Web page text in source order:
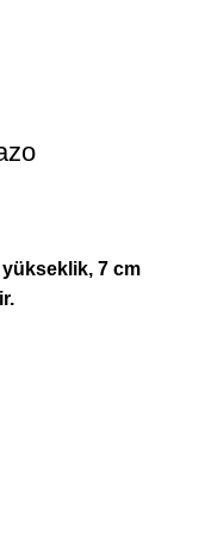
yükseklik, 7 cm